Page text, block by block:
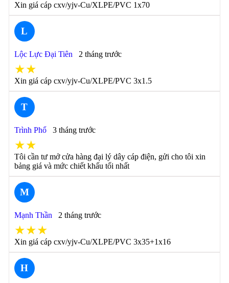
Xin giá cáp cxv/yjv-Cu/XLPE/PVC 1x70
L
Lộc Lực Đại Tiên 2 tháng trước
★★
Xin giá cáp cxv/yjv-Cu/XLPE/PVC 3x1.5
T
Trình Phổ 3 tháng trước
★★
Tôi cần tư mở cửa hàng đại lý dây cáp điện, gửi cho tôi xin
bảng giá và mức chiết khấu tối nhất
M
Mạnh Thần 2 tháng trước
★★★
Xin giá cáp cxv/yjv-Cu/XLPE/PVC 3x35+1x16
H